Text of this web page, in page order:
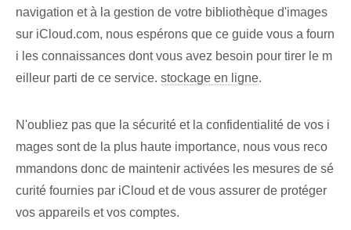
navigation et à la gestion de votre bibliothèque d'images
sur iCloud.com, nous espérons que ce guide vous a fourn
i les connaissances dont vous avez besoin pour tirer le m
eilleur parti de ce service. stockage en ligne.
N'oubliez pas que la sécurité et la confidentialité de vos i
mages sont de la plus haute importance, nous vous reco
mmandons donc de maintenir activées les mesures de sé
curité fournies par iCloud et de vous assurer de protéger
vos appareils et vos comptes.